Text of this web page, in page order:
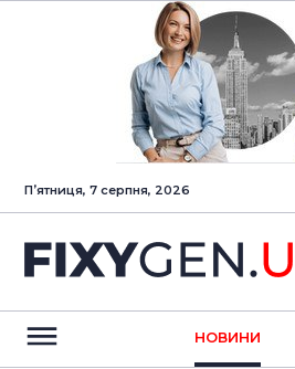
Пʼятниця, 7 серпня, 2026
НОВИНИ